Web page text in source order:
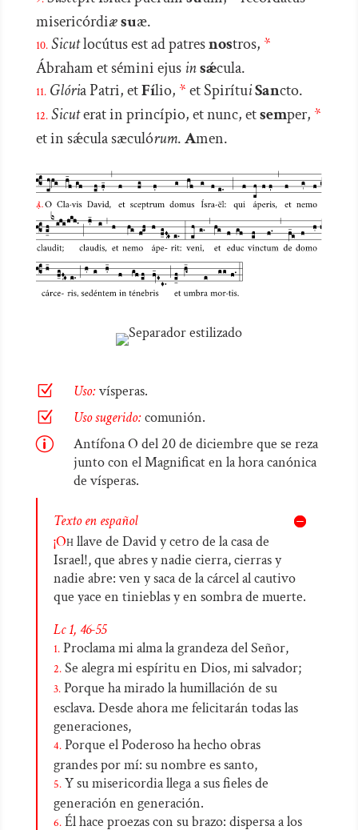
misericórdiæsuæ.
10. Sicutlocútus est ad patresnostros, *
Ábraham et sémini ejusinsǽcula.
11. Glória Patri, etFílio, *et SpirítuiSancto.
12. Sicuterat in princípio, et nunc, etsemper, *
et in sǽcula sæculórum.Amen.
Z Uso:vísperas.
Z Uso sugerido:comunión.
p
Antífona O del 20 de diciembre que se reza
junto con el Magnificat en la hora canónica
de vísperas.
Texto en español
¡Ohllave de David y cetro de la casa de
Israel!, que abres y nadie cierra, cierras y
nadie abre: ven y saca de la cárcel al cautivo
que yace en tinieblas y en sombra de muerte.
Lc 1, 46-55
1.Proclama mi alma la grandeza del Señor,
2.Se alegra mi espíritu en Dios, mi salvador;
3.Porque ha mirado la humillación de su
esclava. Desde ahora me felicitarán todas las
generaciones,
4.Porque el Poderoso ha hecho obras
grandes por mí: su nombre es santo,
5.Y su misericordia llega a sus fieles de
generación en generación.
6.Él hace proezas con su brazo: dispersa a los